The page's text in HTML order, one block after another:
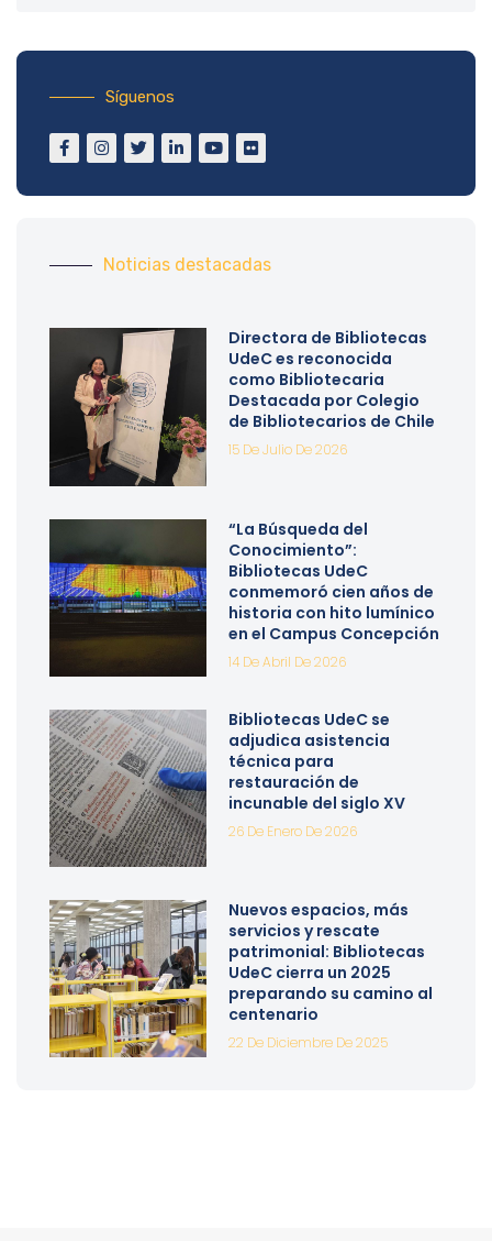
Síguenos
Noticias destacadas
Directora de Bibliotecas
UdeC es reconocida
como Bibliotecaria
Destacada por Colegio
de Bibliotecarios de Chile
15 De Julio De 2026
“La Búsqueda del
Conocimiento”:
Bibliotecas UdeC
conmemoró cien años de
historia con hito lumínico
en el Campus Concepción
14 De Abril De 2026
Bibliotecas UdeC se
adjudica asistencia
técnica para
restauración de
incunable del siglo XV
26 De Enero De 2026
Nuevos espacios, más
servicios y rescate
patrimonial: Bibliotecas
UdeC cierra un 2025
preparando su camino al
centenario
22 De Diciembre De 2025